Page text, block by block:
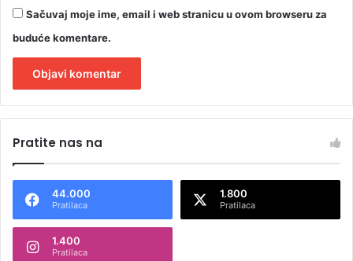
Sačuvaj moje ime, email i web stranicu u ovom browseru za
buduće komentare.
t
n
Pratite nas na
44.000
Pratilaca
1.800
Pratilaca
1.400
Pratilaca